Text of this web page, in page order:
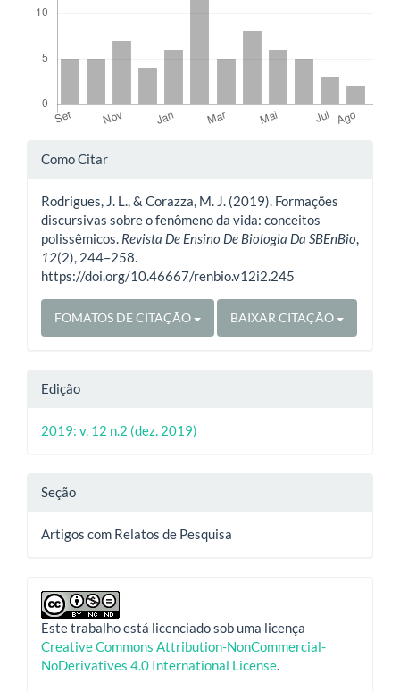
Detalhes
artigo
Como Citar
Rodrigues, J. L., & Corazza, M. J. (2019). Formações
discursivas sobre o fenômeno da vida: conceitos
polissêmicos. Revista De Ensino De Biologia Da SBEnBio,
12(2), 244–258.
https://doi.org/10.46667/renbio.v12i2.245
FOMATOS DE CITAÇÃO BAIXAR CITAÇÃO
Edição
2019: v. 12 n.2 (dez. 2019)
Seção
Artigos com Relatos de Pesquisa
Este trabalho está licenciado sob uma licença
Creative Commons Attribution-NonCommercial-
NoDerivatives 4.0 International License.